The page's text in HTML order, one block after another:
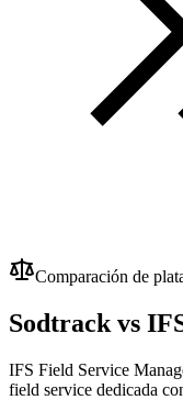
Comparación de
Sodtrack vs
IFS Field Service
field service dedicada